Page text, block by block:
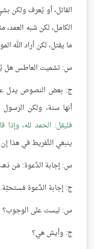
القاتل، أو يُعرف ولكن
الكامل، لكن شبه
ما يقتل، لكن أراد الله
س: تشميت العاطس هل
ج: بعض النصوص يدل
أنها سنة، ولكن
فليقل: الحمد لله، وإذا
ينبغي التَّفريط في هذا
س: إجابة الدَّعوة: مَن
ج: إجابة الدَّعوة مُستحبَّة.
س: ليست على الوجوب؟
ج: وأيش هي؟